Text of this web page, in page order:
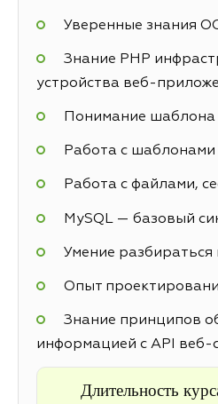
Уверенные знания
Знание PHP
устройства веб-
Понимание шаблона
Работа с шаблонами
Работа с файлами,
MySQL — базовый
Умение разбираться
Опыт
Знание принципов
информацией с API веб-
Длительность